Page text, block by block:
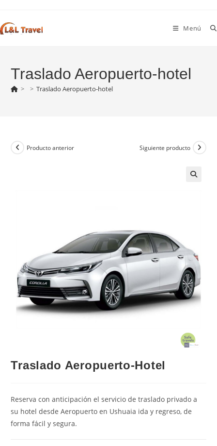
contenido
Menú
Traslado Aeropuerto-hotel
> > Traslado Aeropuerto-hotel
Producto anterior Siguiente producto
Traslado Aeropuerto-Hotel
Reserva con anticipación el servicio de traslado privado a
su hotel desde Aeropuerto en Ushuaia ida y regreso, de
forma fácil y segura.